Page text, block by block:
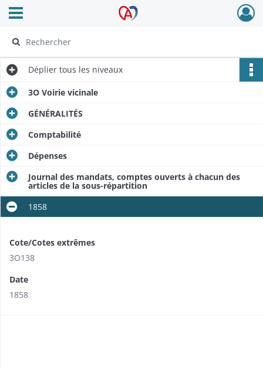
Archives Alsace - Colmar
Ouvrir le menu déroulant
Déplier tous les niveaux
3O Voirie vicinale
GÉNÉRALITÉS
Comptabilité
Dépenses
Journal des mandats, comptes ouverts à chacun des
articles de la sous-répartition
1858
Cote/Cotes extrêmes
3O138
Date
1858